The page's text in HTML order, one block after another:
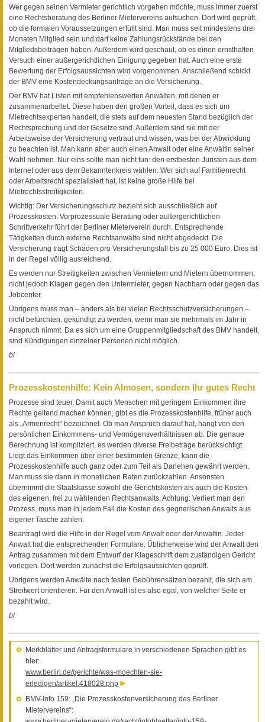
Wer gegen seinen Vermieter gerichtlich vorgehen möchte, muss immer zuerst
eine Rechtsberatung des Berliner Mietervereins aufsuchen. Dort wird geprüft,
ob die formalen Voraussetzungen erfüllt sind. Man muss seit mindestens drei
Monaten Mitglied sein und darf keine Zahlungsrückstände bei den
Mitgliedsbeiträgen haben. Außerdem wird geschaut, ob es einen ernsthaften
Versuch einer außergerichtlichen Einigung gegeben hat. Auch eine erste
Bewertung der Erfolgsaussichten wird vorgenommen. Anschließend schickt
der BMV eine Kostendeckungsanfrage an die Versicherung.
Der BMV hat Listen mit empfehlenswerten Anwälten, mit denen er
zusammenarbeitet. Diese haben den großen Vorteil, dass es sich um
Mietrechtsexperten handelt, die stets auf dem neuesten Stand bezüglich der
Rechtsprechung und der Gesetze sind. Außerdem sind sie mit der
Arbeitsweise der Versicherung vertraut und wissen, was bei der Abwicklung
zu beachten ist. Man kann aber auch einen Anwalt oder eine Anwältin seiner
Wahl nehmen. Nur eins sollte man nicht tun: den erstbesten Juristen aus dem
Internet oder aus dem Bekanntenkreis wählen. Wer sich auf Familienrecht
oder Arbeitsrecht spezialisiert hat, ist keine große Hilfe bei
Mietrechtsstreitigkeiten.
Wichtig: Der Versicherungsschutz bezieht sich ausschließlich auf
Prozesskosten. Vorprozessuale Beratung oder außergerichtlichen
Schriftverkehr führt der Berliner Mieterverein durch. Entsprechende
Tätigkeiten durch externe Rechtsanwälte sind nicht abgedeckt. Die
Versicherung trägt Schäden pro Versicherungsfall bis zu 25 000 Euro. Dies ist
in der Regel völlig ausreichend.
Es werden nur Streitigkeiten zwischen Vermietern und Mietern übernommen,
nicht jedoch Klagen gegen den Untermieter, gegen Nachbarn oder gegen das
Jobcenter.
Übrigens muss man – anders als bei vielen Rechtsschutzversicherungen –
nicht befürchten, gekündigt zu werden, wenn man sie mehrmals im Jahr in
Anspruch nimmt. Da es sich um eine Gruppenmitgliedschaft des BMV handelt,
sind Kündigungen einzelner Personen nicht möglich.
bl
Prozesskostenhilfe: Kein Almosen, sondern Ihr gutes Recht
Prozesse sind teuer. Damit auch Menschen mit geringem Einkommen ihre
Rechte geltend machen können, gibt es die Prozesskostenhilfe, früher auch
als „Armenrecht“ bezeichnet. Ob man Anspruch darauf hat, hängt von den
persönlichen Einkommens- und Vermögensverhältnissen ab. Die genaue
Berechnung ist kompliziert, es werden diverse Freibeträge berücksichtigt.
Liegt das Einkommen über einer bestimmten Grenze, kann die
Prozesskostenhilfe auch ganz oder zum Teil als Darlehen gewährt werden.
Man muss sie dann in monatlichen Raten zurückzahlen. Ansonsten
übernimmt die Staatskasse sowohl die Gerichtskosten als auch die Kosten
des eigenen, frei zu wählenden Rechtsanwalts. Achtung: Verliert man den
Prozess, muss man in jedem Fall die Kosten des gegnerischen Anwalts aus
eigener Tasche zahlen.
Beantragt wird die Hilfe in der Regel vom Anwalt oder der Anwältin. Jeder
Anwalt hat die entsprechenden Formulare. Üblicherweise wird der Anwalt den
Antrag zusammen mit dem Entwurf der Klageschrift dem zuständigen Gericht
vorlegen. Dort werden zunächst die Erfolgsaussichten geprüft.
Übrigens werden Anwälte nach festen Gebührensätzen bezahlt, die sich am
Streitwert orientieren. Für den Anwalt ist es also egal, von welcher Seite er
bezahlt wird.
bl
Merkblätter und Antragsformulare in verschiedenen Sprachen gibt es
hier:
www.berlin.de/gerichte/was-moechten-sie-
erledigen/artikel.418028.php
BMV-Info 159: „Die Prozesskostenversicherung des Berliner
Mietervereins“: